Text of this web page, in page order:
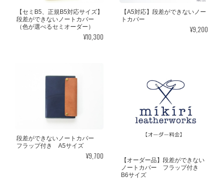
【セミB5、正規B5対応サイズ】
段差ができないノートカバー
（色が選べるセミオーダー）
¥10,300
【A5対応】段差ができないノー
トカバー
¥9,200
段差ができないノートカバー
フラップ付き A5サイズ
¥9,700
【オーダー品】段差ができない
ノートカバー フラップ付き
B6サイズ